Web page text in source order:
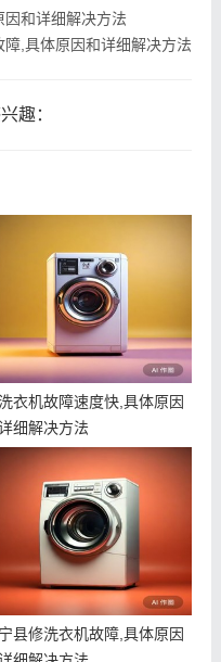
和详细解决方法
,具体原因和详细解决方法
趣：
衣机故障速度快,具体原因
细解决方法
县修洗衣机故障,具体原因